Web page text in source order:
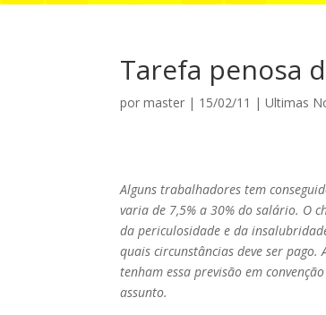
Tarefa penosa
pormaster | 15/02/11 |Ultimas
Alguns trabalhadores tem
varia de 7,5% a 30% do salário. O
da periculosidade e da
quais circunstâncias deve ser
tenham essa previsão em
assunto.